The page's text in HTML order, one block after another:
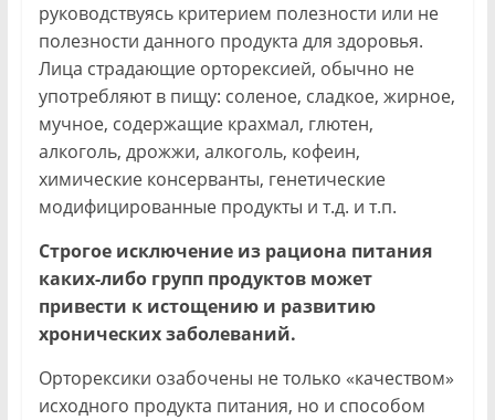
руководствуясь критерием полезности или не
полезности данного продукта для здоровья.
Лица страдающие орторексией, обычно не
употребляют в пищу: соленое, сладкое, жирное,
мучное, содержащие крахмал, глютен,
алкоголь, дрожжи, алкоголь, кофеин,
химические консерванты, генетические
модифицированные продукты и т.д. и т.п.
Строгое исключение из рациона питания
каких-либо групп продуктов может
привести к истощению и развитию
хронических заболеваний.
Орторексики озабочены не только «качеством»
исходного продукта питания, но и способом